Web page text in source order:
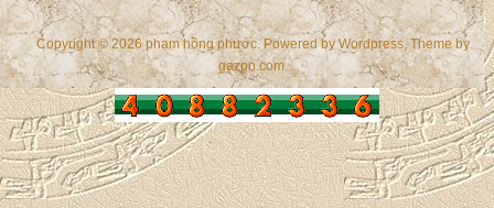
Copyright © 2026 phạm hồng phước. Powered byWordpress, Theme by
gazpo.com.